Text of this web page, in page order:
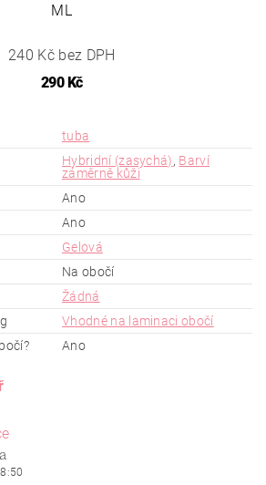
ML
240 Kč bez DPH
290 Kč
tuba
Hybridní (zasychá), Barví
záměrně kůži
Ano
Ano
Gelová
Na obočí
Žádná
Vhodné na laminaci obočí
Ano